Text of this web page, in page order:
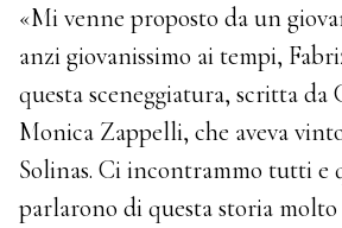
«Mi venne proposto da un
anzi giovanissimo ai tempi,
questa sceneggiatura, scritta da
Monica Zappelli, che aveva
Solinas. Ci incontrammo tutti e
parlarono di questa storia